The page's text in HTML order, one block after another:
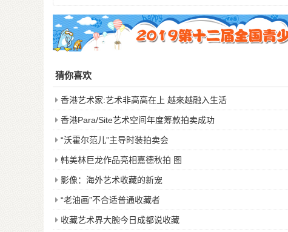
猜你喜欢
香港艺术家:艺术非高高在上 越來越融入生活
香港Para/Site艺术空间年度筹款拍卖成功
“沃霍尔范儿”主导时装拍卖会
韩美林巨龙作品亮相嘉德秋拍 图
影像：海外艺术收藏的新宠
“老油画”不合适普通收藏者
收藏艺术界大腕今日成都说收藏